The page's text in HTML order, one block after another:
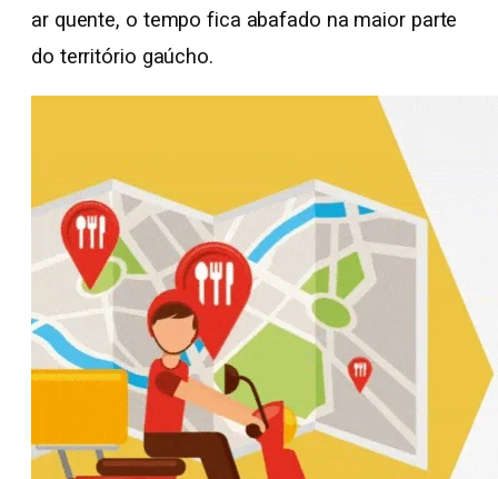
ar quente, o tempo fica abafado na maior parte
do território gaúcho.